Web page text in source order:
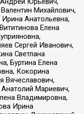
Михайлович,
Анатольевна,
Елена
Сергей Иванович,
Светлана
Буртина Елена
Кокорина
Вячеславович,
Мариевич,
Владимировна,
Ирина